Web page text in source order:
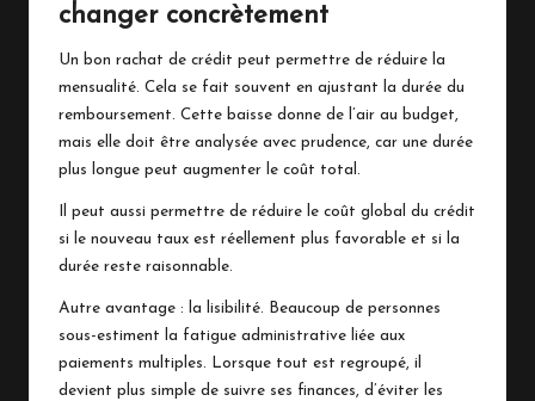
changer concrètement
Un bon rachat de crédit peut permettre de réduire la
mensualité. Cela se fait souvent en ajustant la durée du
remboursement. Cette baisse donne de l’air au budget,
mais elle doit être analysée avec prudence, car une durée
plus longue peut augmenter le coût total.
Il peut aussi permettre de réduire le coût global du crédit
si le nouveau taux est réellement plus favorable et si la
durée reste raisonnable.
Autre avantage : la lisibilité. Beaucoup de personnes
sous-estiment la fatigue administrative liée aux
paiements multiples. Lorsque tout est regroupé, il
devient plus simple de suivre ses finances, d’éviter les